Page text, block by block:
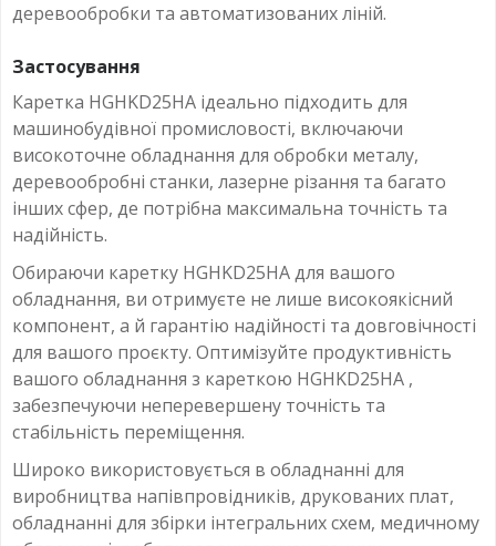
деревообробки та автоматизованих ліній.
Застосування
Каретка HGHKD25HA ідеально підходить для
машинобудівної промисловості, включаючи
високоточне обладнання для обробки металу,
деревообробні станки, лазерне різання та багато
інших сфер, де потрібна максимальна точність та
надійність.
Обираючи каретку HGHKD25HA для вашого
обладнання, ви отримуєте не лише високоякісний
компонент, а й гарантію надійності та довговічності
для вашого проєкту. Оптимізуйте продуктивність
вашого обладнання з кареткою HGHKD25HA ,
забезпечуючи неперевершену точність та
стабільність переміщення.
Широко використовується в обладнанні для
виробництва напівпровідників, друкованих плат,
обладнанні для збірки інтегральних схем, медичному